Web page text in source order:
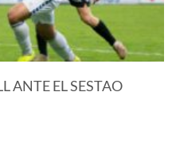
ANTE EL SESTAO